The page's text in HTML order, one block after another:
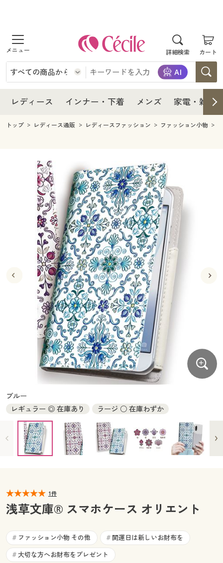
詳細検索 カート
商品を探す
レディース
レディースファッション
インナー・下着
インナー・下着通販すべて
メンズ下着
ジュニア・ティーンズ下着
メンズ
メンズファッション
メンズ下着
家電・雑貨すべて
キッチン・雑貨・日用品
寝具・インテリア・家具
寝具・インテリア・家具通販すべて
家具・収納
寝具・ベッド
カーテン・ラグ・ファブリック
美容・健康
美容・健康通販すべて
美容・健康・サプリメント
制服・スクール
制服・スクールすべて
制服・学生服
ジュニア・ティーンズ下着
大きいサイズ
大きいサイズ通販すべて
大きいサイズ レディース服
大きいサイズ レディース下着
大きいサイズ メンズ
大きいサイズ 事務・制服
バーゲン
バーゲンセール
シークレットセール
詳細検索
商品カテゴリ一覧
カタログ
カタログ・チラシからのご注文
デジタルカタログ
カタログ無料プレゼント
マイページ
お気に入り
レディース インナー・下着 メンズ 家電・雑貨
レディース
レディース通販すべて
レディースファッション
インナー・下着
インナー・下着通販すべて
ジュニア・ティーンズ下着
メンズ
メンズ下着
キッチン・雑貨・日用品
寝具・インテリア・家具通販すべて
家具・収納
寝具・ベッド
カーテン・ラグ・ファブリック
美容・健康
美容・健康通販すべて
美容・健康・サプリメント
制服・スクール
制服・スクールすべて
制服・学生服
ジュニア・ティーンズ下着
大きいサイズ
大きいサイズ通販すべて
大きいサイズ レディース服
大きいサイズ レディース下着
大きいサイズ メンズ
大きいサイズ 事務・制服
バーゲン
バーゲンセール
シークレットセール
詳細検索
商品カテゴリ一覧
カタログ
カタログ・チラシからのご注文
カタログ無料プレゼント
会員メニュー
閲覧履歴
サポート
トップ レディース通販 レディースファッション ファッション小物
ブルー
レギュラー ◎ 在庫あり
ラージ ○ 在庫わずか
1件
浅草文庫® スマホケース オリエント
# ファッション小物 その他 # 開運日は新しいお財布を
# 大切な方へお財布をプレゼント